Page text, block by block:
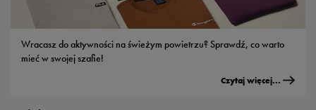
Wracasz do aktywności na świeżym powietrzu? Sprawdź, co warto
mieć w swojej szafie!
Czytaj więcej...